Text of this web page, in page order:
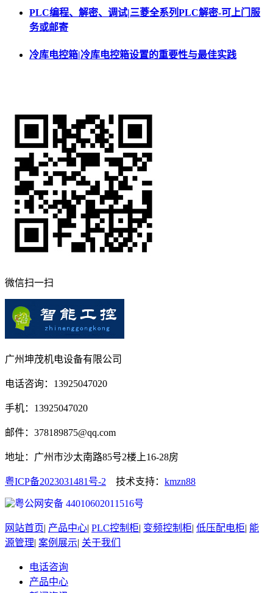
PLC编程、解密、调试|三菱全系列PLC解密-可上门服
务或邮寄
冷库电控箱|冷库电控箱设置的重要性与最佳实践
微信扫一扫
广州坤茂机电设备有限公司
电话咨询：13925047020
手机：13925047020
邮件：378189875@qq.com
地址：广州市沙太南路85号2楼上16-28房
粤ICP备2023031481号-2 技术支持： kmzn88
粤公网安备 44010602011516号
网站首页| 产品中心| PLC控制柜| 变频控制柜| 低压配电柜| 能
源管理| 案例展示| 关于我们
电话咨询
产品中心